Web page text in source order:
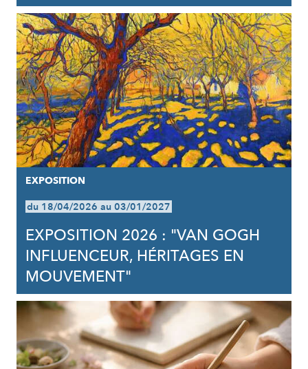
EXPOSITION
du 18/04/2026 au 03/01/2027
EXPOSITION 2026 : "VAN GOGH
INFLUENCEUR, HÉRITAGES EN
MOUVEMENT"